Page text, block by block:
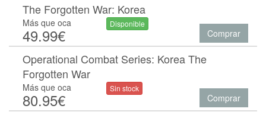
The Forgotten War: Korea
Más que oca
49.99€
Disponible
Comprar
Operational Combat Series: Korea The
Forgotten War
Más que oca
80.95€
Sin stock
Comprar